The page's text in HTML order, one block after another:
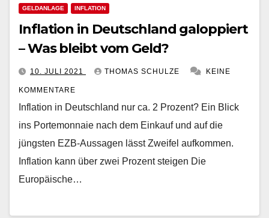
GELDANLAGE INFLATION
Inflation in Deutschland galoppiert
– Was bleibt vom Geld?
10. JULI 2021 THOMAS SCHULZE KEINE
KOMMENTARE
Inflation in Deutschland nur ca. 2 Prozent? Ein Blick
ins Portemonnaie nach dem Einkauf und auf die
jüngsten EZB-Aussagen lässt Zweifel aufkommen.
Inflation kann über zwei Prozent steigen Die
Europäische…